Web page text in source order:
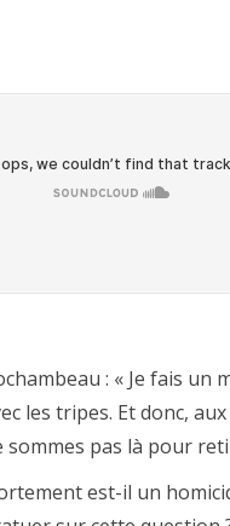
: « Je fais un
les tripes. Et donc,
pas là pour
est-il un